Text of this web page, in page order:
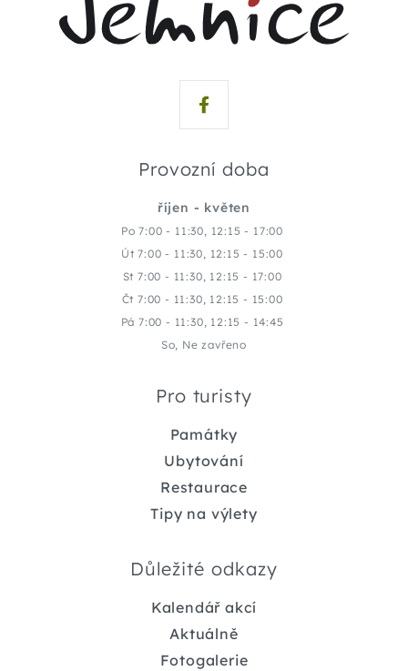
Provozní doba
říjen - květen
Po 7:00 - 11:30, 12:15 - 17:00
Út 7:00 - 11:30, 12:15 - 15:00
St 7:00 - 11:30, 12:15 - 17:00
Čt 7:00 - 11:30, 12:15 - 15:00
Pá 7:00 - 11:30, 12:15 - 14:45
So, Ne zavřeno
Pro turisty
Památky
Ubytování
Restaurace
Tipy na výlety
Důležité odkazy
Kalendář akcí
Aktuálně
Fotogalerie